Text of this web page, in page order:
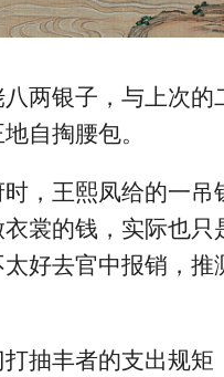
两银子，与上次
自掏腰包。
，王熙凤给的一
裳的钱，实际也
好去官中报销，
抽丰者的支出规